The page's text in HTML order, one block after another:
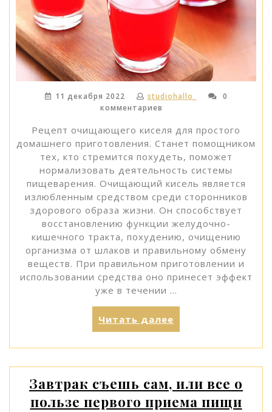
11 декабря 2022 studiohallo_
0
комментариев
Рецепт очищающего киселя для простого
домашнего приготовления. Станет помощником
тех, кто стремится похудеть, поможет
нормализовать деятельность системы
пищеварения. Очищающий кисель является
излюбленным средством среди сторонников
здорового образа жизни. Он способствует
восстановлению функции желудочно-
кишечного тракта, похудению, очищению
организма от шлаков и правильному обмену
веществ. При правильном приготовлении и
использовании средства оно принесет эффект
уже в течении …
Читать далее
кисель
для
здоровья»
Завтрак съешь сам, или все о
пользе первого приема пищи